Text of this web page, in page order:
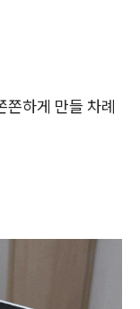
쫀하게 만들 차례